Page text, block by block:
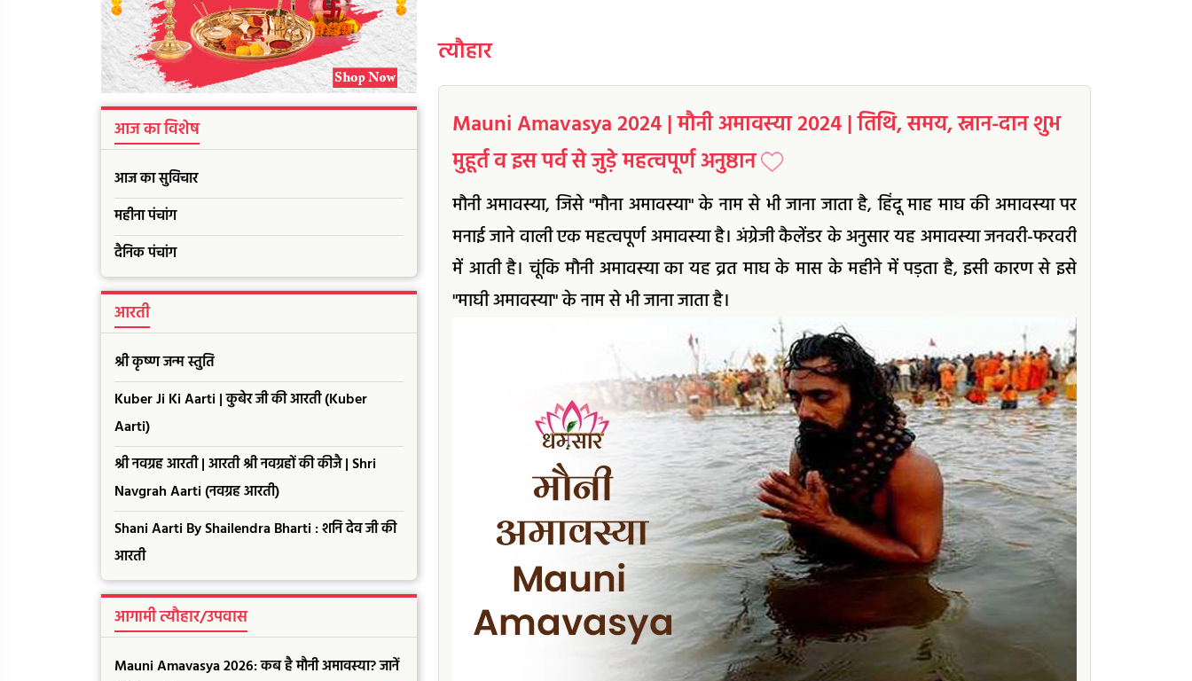
आज का विशेष
आज का सुविचार
महीना पंचांग
दैनिक पंचांग
आरती
श्री कृष्ण जन्म स्तुति
Kuber Ji Ki Aarti | कुबेर जी की आरती (Kuber
Aarti)
श्री नवग्रह आरती | आरती श्री नवग्रहों की कीजै | Shri
Navgrah Aarti (नवग्रह आरती)
Shani Aarti By Shailendra Bharti : शनि देव जी की
आरती
आगामी त्यौहार/उपवास
Mauni Amavasya 2026: कब है मौनी अमावस्या? जानें
त्यौहार
Mauni Amavasya 2024 | मौनी अमावस्या 2024 | तिथि, समय, स्नान-दान शुभ
मुहूर्त व इस पर्व से जुड़े महत्वपूर्ण अनुष्ठान
मौनी अमावस्या, जिसे "मौना अमावस्या" के नाम से भी जाना जाता है, हिंदू माह माघ की अमावस्या पर
मनाई जाने वाली एक महत्वपूर्ण अमावस्या है। अंग्रेजी कैलेंडर के अनुसार यह अमावस्या जनवरी-फरवरी
में आती है। चूंकि मौनी अमावस्या का यह व्रत माघ के मास के महीने में पड़ता है, इसी कारण से इसे
"माघी अमावस्या" के नाम से भी जाना जाता है।